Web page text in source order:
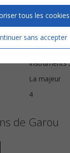
Christophe
Instruments
La majeur
4
de Garou
sans accepter
tous les cookies